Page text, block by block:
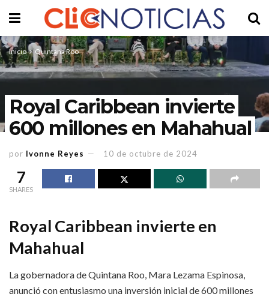
Inicio Quintana Roo
Royal Caribbean invierte
600 millones en Mahahual
por Ivonne Reyes 10 de octubre de 2024
7
SHARES
Royal Caribbean invierte en
Mahahual
La gobernadora de Quintana Roo, Mara Lezama Espinosa,
anunció con entusiasmo una inversión inicial de 600 millones